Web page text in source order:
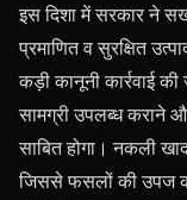
इस दिशा में सरकार ने
प्रमाणित व सुरक्षित
कड़ी कानूनी कार्रवाई
सामग्री उपलब्ध कराने
साबित होगा। नकली
जिससे फसलों की उपज